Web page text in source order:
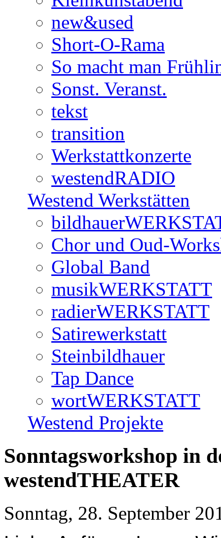
new&used
Short-O-Rama
So macht man
Sonst. Veranst.
tekst
transition
Werkstattkonzerte
westendRADIO
Westend Werkstätten
Chor und Oud-
Global Band
musikWERKSTATT
radierWERKSTATT
Satirewerkstatt
Steinbildhauer
Tap Dance
wortWERKSTATT
Westend Projekte
Sonntagsworkshop in
westendTHEATER
Sonntag, 28. September